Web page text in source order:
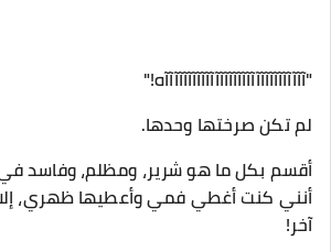
​"آآآآآآآآآآآآآآآآآآآآآآآآآآآآآآآه!"
​لم تكن صرختها وحدها.
​أقسم بكل ما هو شرير، ومظلم، وفاسد
أنني كنت أغطي فمي وأعطيها ظهري،
آخر!